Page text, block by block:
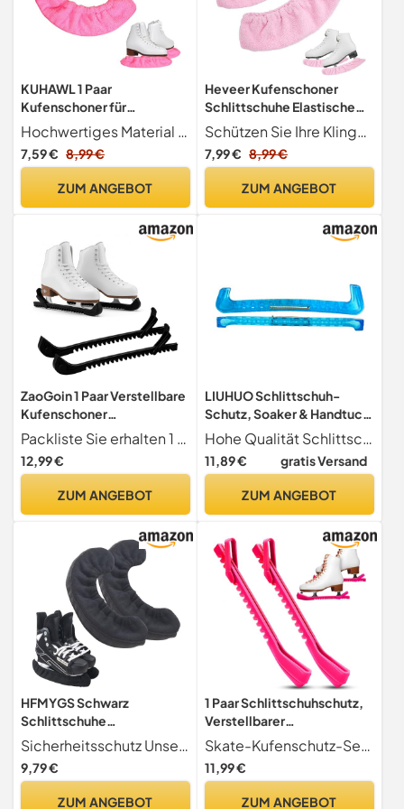
KUHAWL 1 Paar
Kufenschoner für
Schlittschuhe,
Schlittschuhschutz
Eishockey Elastische
Kufenschutz Zubehör,
Hockeyschlittschuhe und
Eiskunstlaufschuhe
Hochwertiges Material Die schlittschuhe schoner bestehen aus einem angenehmen und weichen mikrofasermaterial, das durch seine hohe abrieb- und reißfestigkeit dafür sorgt, dass der schuhüberzug auch bei längerem gebrauch intakt bleibt. Gleichzeitig ermöglicht die leichte beschaffenheit des materials ein angenehmes tragen ohne zusätzliches gewicht.
7,59 € 8,99 €
ZUM ANGEBOT
Heveer Kufenschoner
Schlittschuhe Elastische
Schlittschuhschoner
Schlittschuhe Zubehör für
Eiskunstlaufschuhe
Rosa
Schützen Sie Ihre Klinge Unsere Schlittschuhhüllen halten Ihre Schlittschuhe in einem Top-Zustand, indem sie scharfe Kanten effektiv schützen und Rost durch anhaltende Feuchtigkeit verhindern
7,99 € 8,99 €
ZUM ANGEBOT
ZaoGoin 1 Paar Verstellbare
Kufenschoner
Schlittschuhe, Eiskunstlauf
& Eishockey Schlittschuh
Schoner, Schwarz,
Schlittschuhschutz für Alle
Packliste Sie erhalten 1 Paar Kufenschoner in Schwarz, Länge ca. 34
12,99 €
ZUM ANGEBOT
LIUHUO Schlittschuh-
Schutz, Soaker & Handtuch,
Geschenk-Set,
Schlittschuh-Schutz und
weiche Schlittschuh-
Eiskunstlauf oder Hockey,
Hohe Qualität Schlittschuhschoner sind aus hochwertigem Kunststoff, das langlebig, robust und solide ist
11,89 € gratis Versand
ZUM ANGEBOT
HFMYGS Schwarz
Schlittschuhe
Kufenschoner,Kufenschon
er Schlittschuhe,Elastische
Kufenstrümpfe,Skate
Sicherheitsschutz Unsere Kufenschutzhüllen sind für die ganze Familie konzipiert, um Ihre Schlittschuhschuhe bestens zu schützen. Diese elastischen Stulpphüllen bieten hervorragenden Schutz für Ihre Schuhe, egal ob Sie Eishockey spielen, Eiskunstlauf betreiben oder einfach nur auf dem Eis entspannen möchten.
9,79 €
ZUM ANGEBOT
1 Paar Schlittschuhschutz,
Verstellbarer
Spatenschutz,
Kufenschoner Für
Eishockeyschlittschuhe,
Skate-Kufenschutz-Set Das Skate-Kufenschutz-Set enthält 1 Paar. Einstellbar, einfach an- und auszuziehen. Sie müssen sich keine Gedanken über Größe und Abmessungen machen. Passend für die meisten Schlittschuhgrößen auf dem Markt
11,99 €
ZUM ANGEBOT